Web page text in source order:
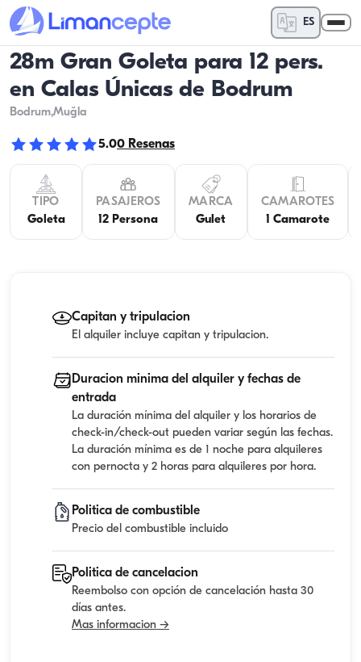
ES
28m Gran Goleta para 12 pers.
en Calas Únicas de Bodrum
Bodrum,Muğla
5.00 Resenas
TIPO
Goleta
PASAJEROS
12 Persona
MARCA
Gulet
CAMAROTES
1 Camarote
Capitan y tripulacion
El alquiler incluye capitan y tripulacion.
Duracion minima del alquiler y fechas de
entrada
La duración mínima del alquiler y los horarios de
check-in/check-out pueden variar según las fechas.
La duración mínima es de 1 noche para alquileres
con pernocta y 2 horas para alquileres por hora.
Politica de combustible
Precio del combustible incluido
Politica de cancelacion
Reembolso con opción de cancelación hasta 30
días antes.
Mas informacion →